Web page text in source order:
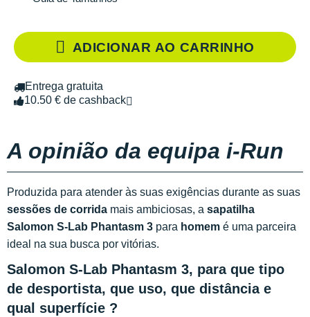
ADICIONAR AO CARRINHO
Entrega gratuita
10.50 € de cashback
A opinião da equipa i-Run
Produzida para atender às suas exigências durante as suas
sessões de corrida mais ambiciosas, a sapatilha
Salomon S-Lab Phantasm 3 para homem é uma parceira
ideal na sua busca por vitórias.
Salomon S-Lab Phantasm 3, para que tipo
de desportista, que uso, que distância e
qual superfície ?